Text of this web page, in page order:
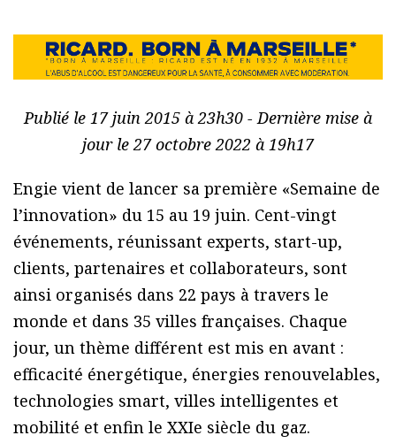
Publié le 17 juin 2015 à 23h30 - Dernière mise à
jour le 27 octobre 2022 à 19h17
Engie vient de lancer sa première «Semaine de
l’innovation» du 15 au 19 juin. Cent-vingt
événements, réunissant experts, start-up,
clients, partenaires et collaborateurs, sont
ainsi organisés dans 22 pays à travers le
monde et dans 35 villes françaises. Chaque
jour, un thème différent est mis en avant :
efficacité énergétique, énergies renouvelables,
technologies smart, villes intelligentes et
mobilité et enfin le XXIe siècle du gaz.